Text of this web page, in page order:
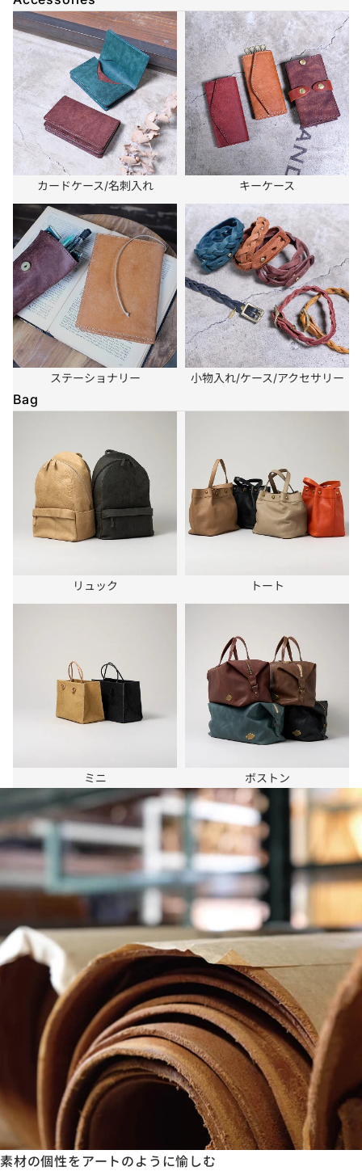
カードケース/名刺入れ キーケース
ステーショナリー 小物入れ/ケース/アクセサリー
Bag
リュック トート
ミニ ボストン
素材の個性をアートのように愉しむ